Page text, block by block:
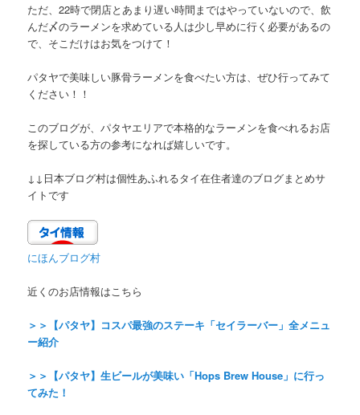
ただ、22時で閉店とあまり遅い時間まではやっていないので、飲
んだ〆のラーメンを求めている人は少し早めに行く必要があるの
で、そこだけはお気をつけて！
パタヤで美味しい豚骨ラーメンを食べたい方は、ぜひ行ってみて
ください！！
このブログが、パタヤエリアで本格的なラーメンを食べれるお店
を探している方の参考になれば嬉しいです。
↓↓日本ブログ村は個性あふれるタイ在住者達のブログまとめサ
イトです
にほんブログ村
近くのお店情報はこちら
＞＞【パタヤ】コスパ最強のステーキ「セイラーバー」全メニュ
ー紹介
＞＞【パタヤ】生ビールが美味い「Hops Brew House」に行っ
てみた！